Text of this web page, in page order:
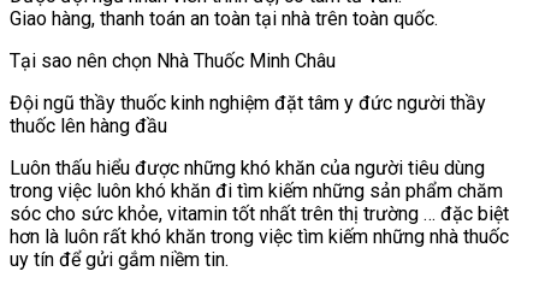
Giao hàng, thanh toán an toàn tại nhà trên toàn quốc.
Tại sao nên chọn Nhà Thuốc Minh Châu
Đội ngũ thầy thuốc kinh nghiệm đặt tâm y đức người thầy
thuốc lên hàng đầu
Luôn thấu hiểu được những khó khăn của người tiêu dùng
trong việc luôn khó khăn đi tìm kiếm những sản phẩm chăm
sóc cho sức khỏe, vitamin tốt nhất trên thị trường … đặc biệt
hơn là luôn rất khó khăn trong việc tìm kiếm những nhà thuốc
uy tín để gửi gắm niềm tin.